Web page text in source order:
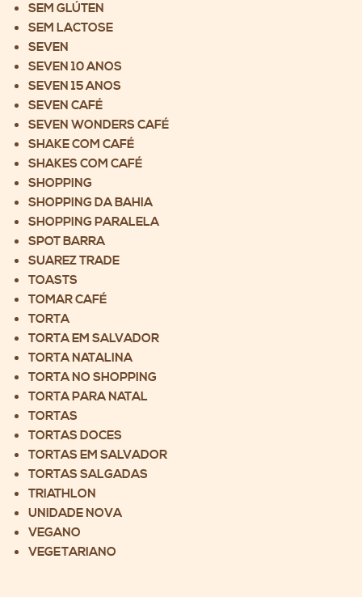
SEM GLÚTEN
SEM LACTOSE
SEVEN
SEVEN 10 ANOS
SEVEN 15 ANOS
SEVEN CAFÉ
SEVEN WONDERS CAFÉ
SHAKE COM CAFÉ
SHAKES COM CAFÉ
SHOPPING
SHOPPING DA BAHIA
SHOPPING PARALELA
SPOT BARRA
SUAREZ TRADE
TOASTS
TOMAR CAFÉ
TORTA
TORTA EM SALVADOR
TORTA NATALINA
TORTA NO SHOPPING
TORTA PARA NATAL
TORTAS
TORTAS DOCES
TORTAS EM SALVADOR
TORTAS SALGADAS
TRIATHLON
UNIDADE NOVA
VEGANO
VEGETARIANO